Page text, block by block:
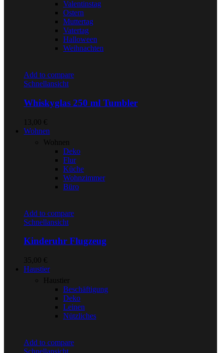
Valentinstag
Ostern
Muttertag
Vatertag
Halloween
Weihnachten
Add to compare
Schnellansicht
Whiskyglas 250 ml Tumbler
13,00 €
Wohnen
Wohnen
Deko
Flur
Küche
Wohnzimmer
Büro
Add to compare
Schnellansicht
Kinderuhr Flugzeug
35,00 €
Haustier
Haustier
Beschäftigung
Deko
Leinen
Nützliches
Add to compare